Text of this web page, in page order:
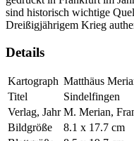
sind historisch wichtige
Dreißigjährigem Krieg
Details
Kartograph Matthäus
Titel
Sindelfingen
Verlag, Jahr M. Merian,
Bildgröße
8.1 x 17.7 cm